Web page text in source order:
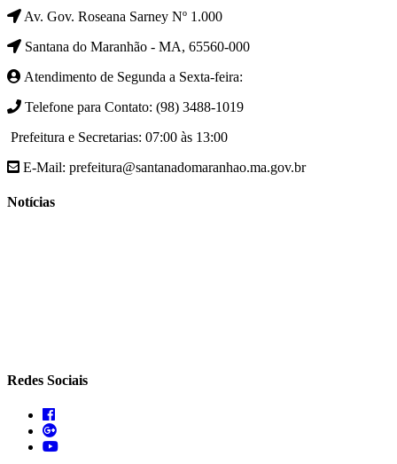
Av. Gov. Roseana Sarney Nº 1.000
Santana do Maranhão - MA, 65560-000
Atendimento de Segunda a Sexta-feira:
Telefone para Contato: (98) 3488-1019
Prefeitura e Secretarias: 07:00 às 13:00
E-Mail: prefeitura@santanadomaranhao.ma.gov.br
Notícias
Redes Sociais